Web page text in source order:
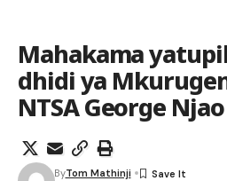
Mahakama
dhidi ya
NTSA George Njao
ByTom Mathinji